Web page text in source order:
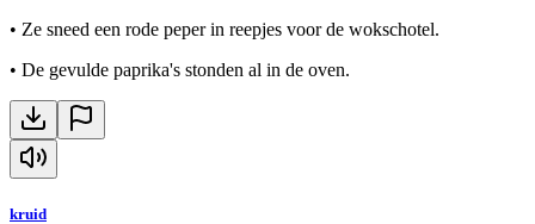
• Ze sneed een rode peper in reepjes voor de wokschotel.
• De gevulde paprika's stonden al in de oven.
kruid